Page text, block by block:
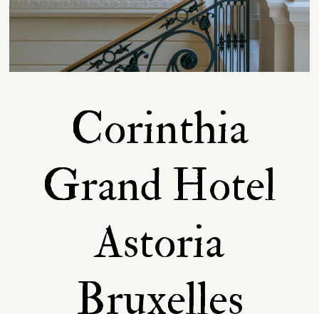
Corinthia
Grand Hotel
Astoria
Bruxelles